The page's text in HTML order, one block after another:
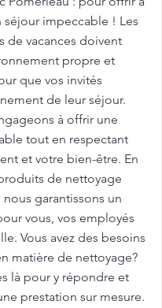
séjour impeccable ! Les
de vacances doivent
propre et
que vos invités
de leur séjour.
à offrir une
tout en respectant
et votre bien-être. En
de nettoyage
garantissons un
vous, vos employés
Vous avez des besoins
matière de nettoyage?
là pour y répondre et
prestation sur mesure.